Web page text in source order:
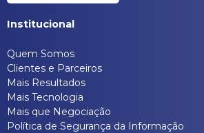
Institucional
Quem Somos
Clientes e Parceiros
Mais Resultados
Mais Tecnologia
Mais que Negociação
Política de Segurança da Informação